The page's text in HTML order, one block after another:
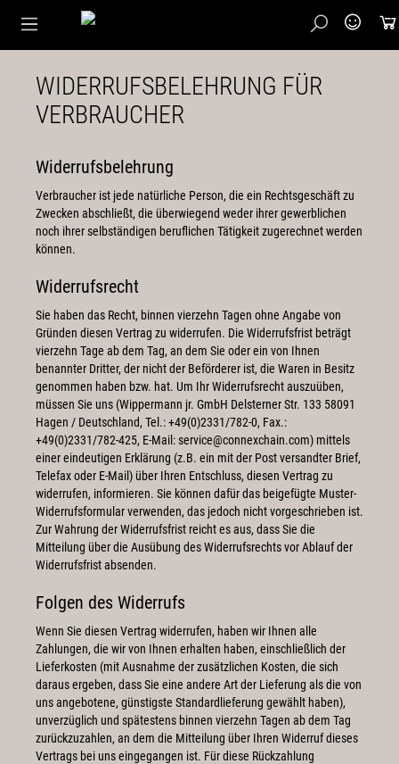
WIDERRUFSBELEHRUNG FÜR
VERBRAUCHER
Widerrufsbelehrung
Verbraucher ist jede natürliche Person, die ein Rechtsgeschäft zu
Zwecken abschließt, die überwiegend weder ihrer gewerblichen
noch ihrer selbständigen beruflichen Tätigkeit zugerechnet werden
können.
Widerrufsrecht
Sie haben das Recht, binnen vierzehn Tagen ohne Angabe von
Gründen diesen Vertrag zu widerrufen. Die Widerrufsfrist beträgt
vierzehn Tage ab dem Tag, an dem Sie oder ein von Ihnen
benannter Dritter, der nicht der Beförderer ist, die Waren in Besitz
genommen haben bzw. hat. Um Ihr Widerrufsrecht auszuüben,
müssen Sie uns (Wippermann jr. GmbH Delsterner Str. 133 58091
Hagen / Deutschland, Tel.: +49(0)2331/782-0, Fax.:
+49(0)2331/782-425, E-Mail: service@connexchain.com) mittels
einer eindeutigen Erklärung (z.B. ein mit der Post versandter Brief,
Telefax oder E-Mail) über Ihren Entschluss, diesen Vertrag zu
widerrufen, informieren. Sie können dafür das beigefügte Muster-
Widerrufsformular verwenden, das jedoch nicht vorgeschrieben ist.
Zur Wahrung der Widerrufsfrist reicht es aus, dass Sie die
Mitteilung über die Ausübung des Widerrufsrechts vor Ablauf der
Widerrufsfrist absenden.
Folgen des Widerrufs
Wenn Sie diesen Vertrag widerrufen, haben wir Ihnen alle
Zahlungen, die wir von Ihnen erhalten haben, einschließlich der
Lieferkosten (mit Ausnahme der zusätzlichen Kosten, die sich
daraus ergeben, dass Sie eine andere Art der Lieferung als die von
uns angebotene, günstigste Standardlieferung gewählt haben),
unverzüglich und spätestens binnen vierzehn Tagen ab dem Tag
zurückzuzahlen, an dem die Mitteilung über Ihren Widerruf dieses
Vertrags bei uns eingegangen ist. Für diese Rückzahlung